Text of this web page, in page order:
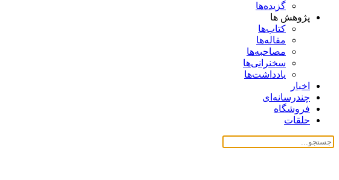
گزیده‌ها
پژوهش ها
کتاب‌ها
مقاله‌ها
مصاحبه‌ها
سخنرانی‌ها
یادداشت‌ها
اخبار
چندرسانه‌ای
فروشگاه
حلقات